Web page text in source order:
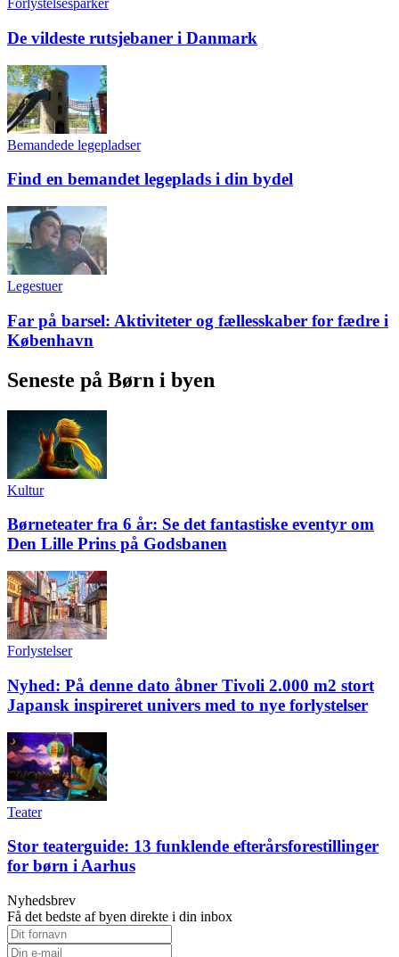
Forlystelsesparker
De vildeste rutsjebaner i Danmark
Bemandede legepladser
Find en bemandet legeplads i din bydel
Legestuer
Far på barsel: Aktiviteter og fællesskaber for fædre i
København
Seneste på Børn i byen
Kultur
Børneteater fra 6 år: Se det fantastiske eventyr om
Den Lille Prins på Godsbanen
Forlystelser
Nyhed: På denne dato åbner Tivoli 2.000 m2 stort
Japansk inspireret univers med to nye forlystelser
Teater
Stor teaterguide: 13 funklende efterårsforestillinger
for børn i Aarhus
Nyhedsbrev
Få det bedste af byen direkte i din inbox